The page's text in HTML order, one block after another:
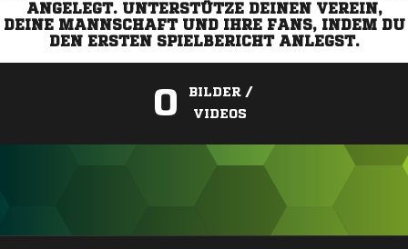
ANGELEGT. UNTERSTÜTZE DEINEN VEREIN,
DEINE MANNSCHAFT UND IHRE FANS, INDEM DU
DEN ERSTEN SPIELBERICHT ANLEGST.
0
BILDER /
VIDEOS